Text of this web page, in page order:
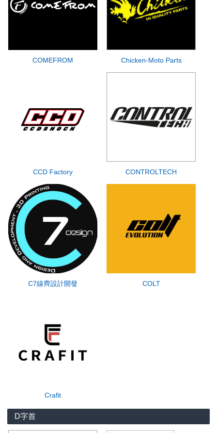
COMEFROM Chicken-Moto Parts
CCD Factory CONTROLTECH
C7線齊設計開發 COLT
Crafit
D字首